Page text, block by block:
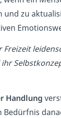
zu
Freizeit
Handlung
Bedürfnis